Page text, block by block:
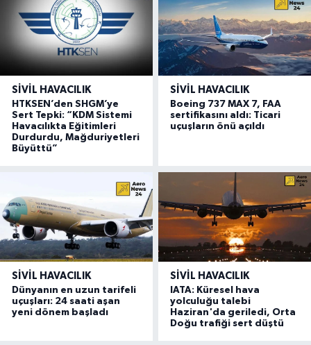
SIVIL HAVACILIK
HTKSEN’den SHGM’ye
Sert Tepki: “KDM Sistemi
Havacılıkta Eğitimleri
Durdurdu, Mağduriyetleri
Büyüttü”
SIVIL HAVACILIK
Boeing 737 MAX 7, FAA
sertifikasını aldı: Ticari
uçuşların önü açıldı
SIVIL HAVACILIK
Dünyanın en uzun tarifeli
uçuşları: 24 saati aşan
yeni dönem başladı
SIVIL HAVACILIK
IATA: Küresel hava
yolculuğu talebi
Haziran'da geriledi, Orta
Doğu trafiği sert düştü